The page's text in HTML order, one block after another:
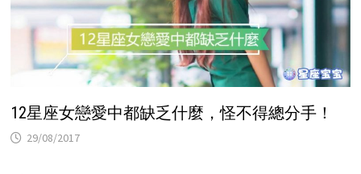
12星座女戀愛中都缺乏什麼，怪不得總分手！
29/08/2017